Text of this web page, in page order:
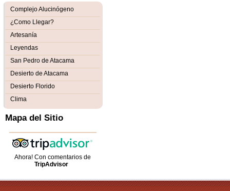
Complejo Alucinógeno
¿Como Llegar?
Artesanía
Leyendas
San Pedro de Atacama
Desierto de Atacama
Desierto Florido
Clima
Mapa del Sitio
Ahora! Con comentarios de
TripAdvisor